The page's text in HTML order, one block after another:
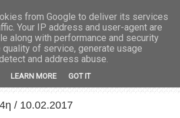
/ 10.02.2017
from Google to deliver its services
Your IP address and user-agent are
along with performance and security
of service, generate usage
and address abuse.
LEARN MORE GOT IT